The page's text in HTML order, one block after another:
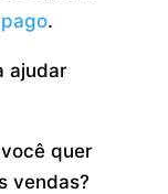
.
ajudar
quer
vendas?